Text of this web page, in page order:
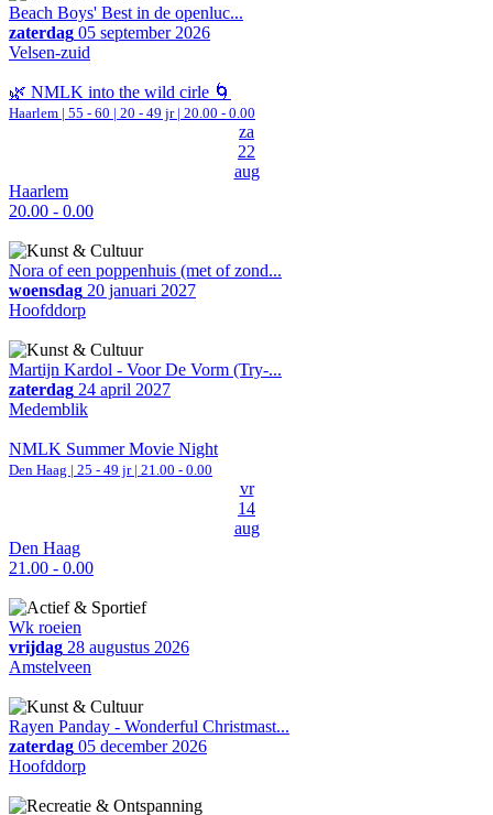
Beach Boys' Best in de openluc...
zaterdag 05 september 2026
Velsen-zuid
🌿 NMLK into the wild cirle 🌀
Haarlem | 55 - 60 | 20 - 49 jr | 20.00 - 0.00
za
22
aug
Haarlem
20.00 - 0.00
Nora of een poppenhuis (met of zond...
woensdag 20 januari 2027
Hoofddorp
Martijn Kardol - Voor De Vorm (Try-...
zaterdag 24 april 2027
Medemblik
NMLK Summer Movie Night
Den Haag | 25 - 49 jr | 21.00 - 0.00
vr
14
aug
Den Haag
21.00 - 0.00
Wk roeien
vrijdag 28 augustus 2026
Amstelveen
Rayen Panday - Wonderful Christmast...
zaterdag 05 december 2026
Hoofddorp